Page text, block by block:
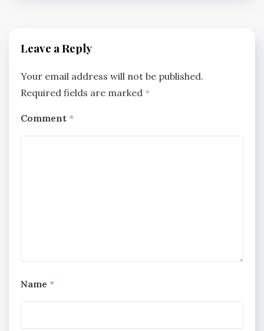
Leave a Reply
Your email address will not be published.
Required fields are marked *
Comment *
Name *